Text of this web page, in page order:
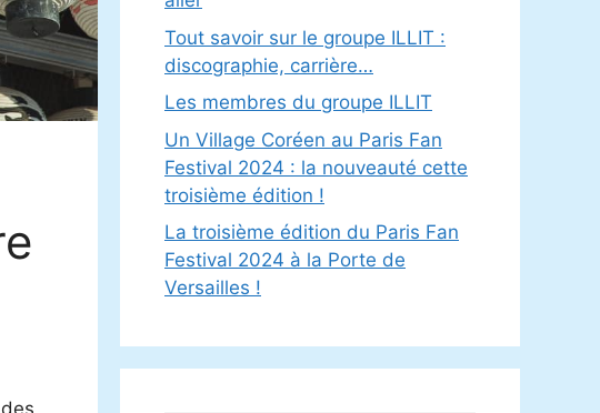
Tout savoir sur le groupe ILLIT :
discographie, carrière…
Les membres du groupe ILLIT
Un Village Coréen au Paris Fan
Festival 2024 : la nouveauté cette
troisième édition !
La troisième édition du Paris Fan
Festival 2024 à la Porte de
Versailles !